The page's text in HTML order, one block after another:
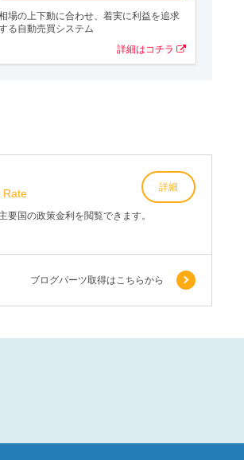
場の上下動に合わせ、着実に利益を追求
る自動売買システム
詳細はコチラ
Rate
詳細
要国の政策金利を閲覧できます。
ブログパーツ取得はこちらから